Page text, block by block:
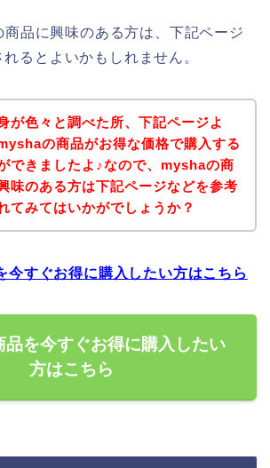
品に興味のある方は、下記ページ
るとよいかもしれません。
が色々と調べた所、下記ページよ
の商品がお得な価格で購入する
できましたよ♪なので、myshaの商
味のある方は下記ページなどを参考
てみてはいかがでしょうか？
今すぐお得に購入したい方はこちら
を今すぐお得に購入したい
方はこちら